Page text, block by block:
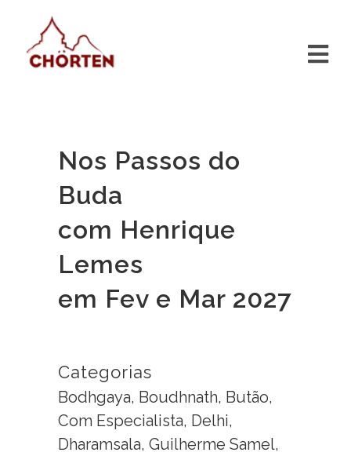
Nos Passos do
Buda
com Henrique
Lemes
em Fev e Mar 2027
Categorias
Bodhgaya, Boudhnath, Butão,
Com Especialista, Delhi,
Dharamsala, Guilherme Samel,